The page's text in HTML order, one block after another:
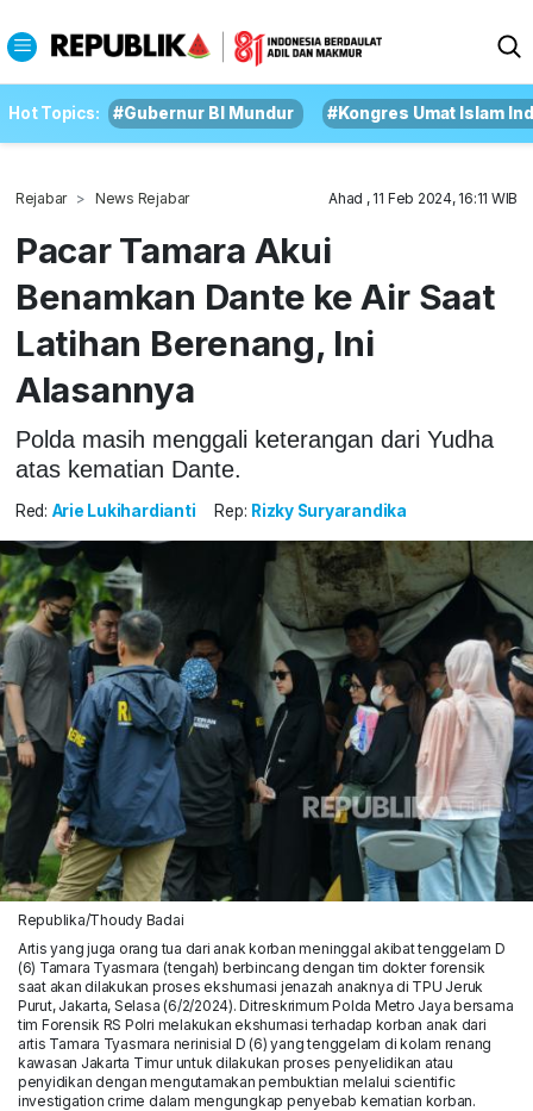
Hot Topics: #Gubernur BI Mundur #Kongres Umat Islam
Rejabar News Rejabar Ahad , 11 Feb 2024, 16:11 WIB
Pacar Tamara Akui
Benamkan Dante ke Air Saat
Latihan Berenang, Ini
Alasannya
Polda masih menggali keterangan dari Yudha
atas kematian Dante.
Red: Arie Lukihardianti Rep: Rizky Suryarandika
Republika/Thoudy Badai
Artis yang juga orang tua dari anak korban meninggal akibat tenggelam D
(6) Tamara Tyasmara (tengah) berbincang dengan tim dokter forensik
saat akan dilakukan proses ekshumasi jenazah anaknya di TPU Jeruk
Purut, Jakarta, Selasa (6/2/2024). Ditreskrimum Polda Metro Jaya bersama
tim Forensik RS Polri melakukan ekshumasi terhadap korban anak dari
artis Tamara Tyasmara nerinisial D (6) yang tenggelam di kolam renang
kawasan Jakarta Timur untuk dilakukan proses penyelidikan atau
penyidikan dengan mengutamakan pembuktian melalui scientific
investigation crime dalam mengungkap penyebab kematian korban.